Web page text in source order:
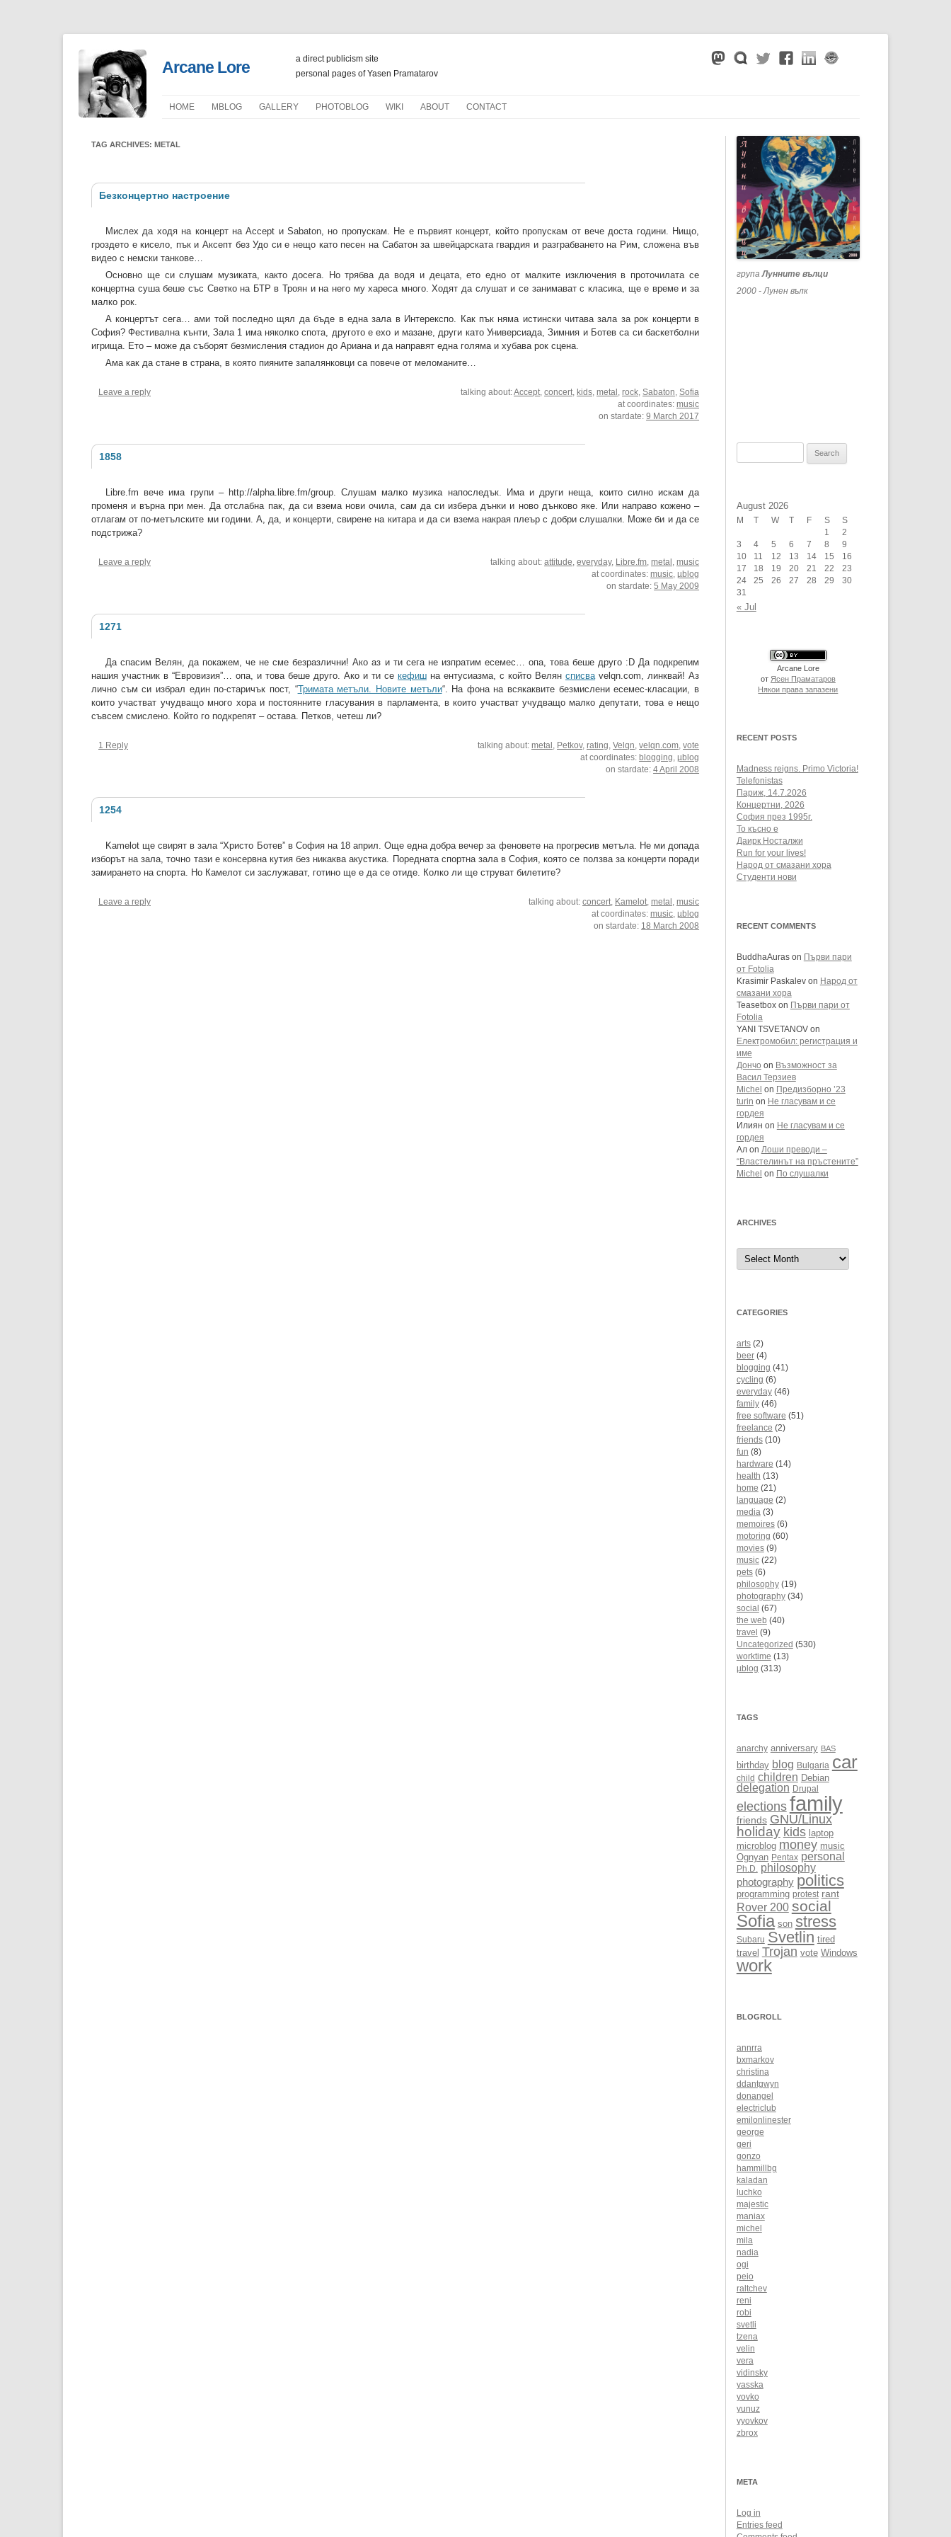
Arcane Lore
a direct publicism site
personal pages of Yasen Pramatarov
HOME ΜBLOG GALLERY PHOTOBLOG WIKI ABOUT CONTACT
TAG ARCHIVES: METAL
Безконцертно настроение
Мислех да ходя на концерт на Accept и Sabaton, но пропускам. Не е първият концерт, който пропускам от вече доста години. Нищо,
гроздето е кисело, пък и Аксепт без Удо си е нещо като песен на Сабатон за швейцарската гвардия и разграбването на Рим, сложена във
видео с немски танкове…
Основно ще си слушам музиката, както досега. Но трябва да водя и децата, ето едно от малките изключения в проточилата се
концертна суша беше със Светко на БТР в Троян и на него му хареса много. Ходят да слушат и се занимават с класика, ще е време и за
малко рок.
А концертът сега… ами той последно щял да бъде в една зала в Интерекспо. Как пък няма истински читава зала за рок концерти в
София? Фестивална кънти, Зала 1 има няколко спота, другото е ехо и мазане, други като Универсиада, Зимния и Ботев са си баскетболни
игрища. Ето – може да съборят безмисления стадион до Ариана и да направят една голяма и хубава рок сцена.
Ама как да стане в страна, в която пияните запалянковци са повече от меломаните…
Leave a reply talking about:Accept ,concert kids ,metal ,rock ,Sabaton ,Sofia
at coordinates:music
on stardate:9 March 2017
1858
Libre.fm вече има групи – http://alpha.libre.fm/group. Слушам малко музика напоследък. Има и други неща, които силно искам да
променя и върна при мен. Да отслабна пак, да си взема нови очила, сам да си избера дънки и ново дънково яке. Или направо кожено –
отлагам от по-метълските ми години. А, да, и концерти, свирене на китара и да си взема накрая плеър с добри слушалки. Може би и да се
подстрижа?
Leave a reply talking about:attitude ,everyday, Libre.fm ,metal ,music
at coordinates:music ,µblog
on stardate:5 May 2009
1271
Да спасим Велян, да покажем, че не сме безразлични! Ако аз и ти сега не изпратим есемес… опа, това беше друго :D Да подкрепим
нашия участник в “Евровизия”… опа, и това беше друго. Ако и ти секефиш на ентусиазма, с който Велянсписваvelqn.com, линквай! Аз
лично съм си избрал един по-старичък пост, “Тримата метъли. Новите метъли“. На фона на всякаквите безмислени есемес-класации, в
които участват учудващо много хора и постоянните гласувания в парламента, в които участват учудващо малко депутати, това е нещо
съвсем смислено. Който го подкрепят – остава. Петков, четеш ли?
1 Reply talking about:metal Petkov,rating ,Velqn ,velqn.com ,vote
at coordinates: blogging ,µblog
on stardate:4 April 2008
1254
Kamelot ще свирят в зала “Христо Ботев” в София на 18 април. Още една добра вечер за феновете на прогресив метъла. Не ми допада
изборът на зала, точно тази е консервна кутия без никаква акустика. Поредната спортна зала в София, която се ползва за концерти поради
замирането на спорта. Но Камелот си заслужават, готино ще е да се отиде. Колко ли ще струват билетите?
Leave a reply talking about:concert Kamelot ,metal ,music
at coordinates:music ,µblog
on stardate: 18 March 2008
групаЛунните вълци
2000 - Лунен вълк
August 2026
M W F S
S
1
2
3
4 5 6 7 8
9
10
11 12 13 14 15
16
17
18 19 20 21 22
23
24
25 26 27 28 29
30
31
« Jul
Arcane Lore
от Ясен Праматаров
Някои права запазени
RECENT POSTS
Madness reigns. Primo Victoria!
Telefonistas
Париж, 14.7.2026
Концертни, 2026
София през 1995г.
То късно е
Даирк Носталжи
Run for your lives!
Народ от смазани хора
Студенти нови
RECENT COMMENTS
BuddhaAurason
Първи пари
от Fotolia
Krasimir Paskalevon Народ от
смазани хора
Teasetboxon
Първи пари от
Fotolia
YANI TSVETANOVon
Електромобил: регистрация и
име
Дончо on Възможност за
Васил Терзиев
Michel on
Предизборно ’23
turin on Не гласувам и се
гордея
Илиян on Не гласувам и се
гордея
Алon Лоши преводи –
“Властелинът на пръстените”
Michel on По слушалки
ARCHIVES
Archives
CATEGORIES
arts(2)
beer(4)
blogging (41)
cycling (6)
everyday(46)
family(46)
free software (51)
freelance (2)
friends(10)
fun (8)
hardware (14)
health (13)
home (21)
language (2)
media (3)
memoires(6)
motoring (60)
movies(9)
music(22)
pets(6)
philosophy(19)
photography(34)
social (67)
the web (40)
travel (9)
Uncategorized (530)
worktime (13)
µblog (313)
TAGS
anarchy anniversary BAS
birthday blog Bulgaria car
child children Debian
delegation Drupal
elections family
friends GNU/Linux
holiday kids laptop
microblog money music
Ognyan Pentax personal
Ph.D. philosophy
photography politics
programming protest rant
Rover 200 social
Sofia son stress
Subaru Svetlin tired
travel Trojan vote Windows
work
BLOGROLL
annrra
bxmarkov
christina
ddantgwyn
donangel
electriclub
emilonlinester
george
geri
gonzo
hammillbg
kaladan
luchko
majestic
maniax
michel
mila
nadia
ogi
peio
raltchev
reni
robi
svetli
tzena
velin
vera
vidinsky
yasska
yovko
yunuz
yyovkov
zbrox
META
Log in
Entries feed